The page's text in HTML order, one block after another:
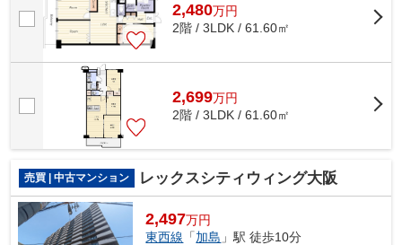
2,480万円
2階 / 3LDK / 61.60㎡
2,699万円
2階 / 3LDK / 61.60㎡
売買 | 中古マンション レックスシティウィング大阪
2,497万円
東西線 「加島 」駅 徒歩10分